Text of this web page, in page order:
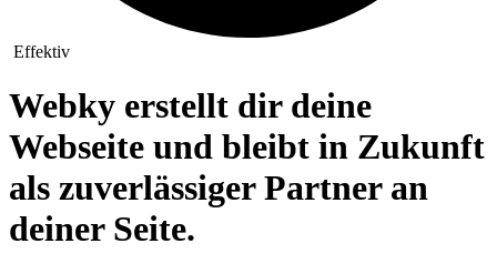
Effektiv
Webky erstellt dir deine
Webseite und bleibt in Zukunft
als zuverlässiger Partner an
deiner Seite.